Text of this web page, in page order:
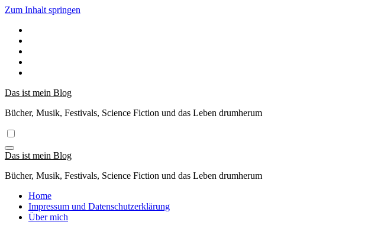
Zum Inhalt springen
Das ist mein Blog
Bücher, Musik, Festivals, Science Fiction und das Leben drumherum
Das ist mein Blog
Bücher, Musik, Festivals, Science Fiction und das Leben drumherum
Home
Impressum und Datenschutzerklärung
Über mich